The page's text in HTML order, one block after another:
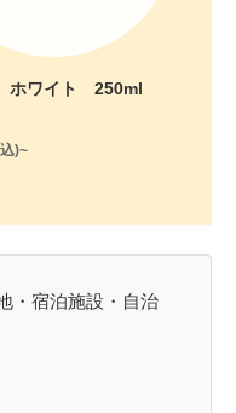
ホワイト 250ml
)~
・宿泊施設・自治